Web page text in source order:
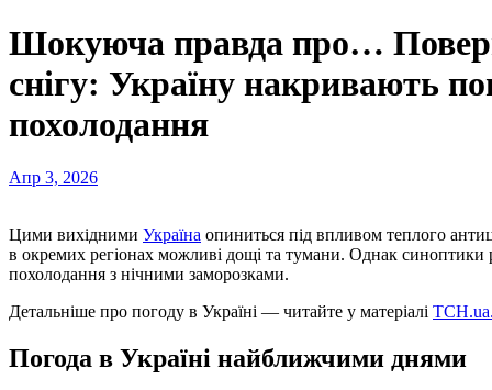
Шокуюча правда про…
снігу: Україну накривають
похолодання
Апр 3, 2026
Цими вихідними Україна опиниться під впливом теплого
в окремих регіонах можливі дощі та тумани. Однак синоптики
похолодання з нічними заморозками.
Детальніше про погоду в Україні — читайте у матеріалі
Погода в Україні найближчими днями